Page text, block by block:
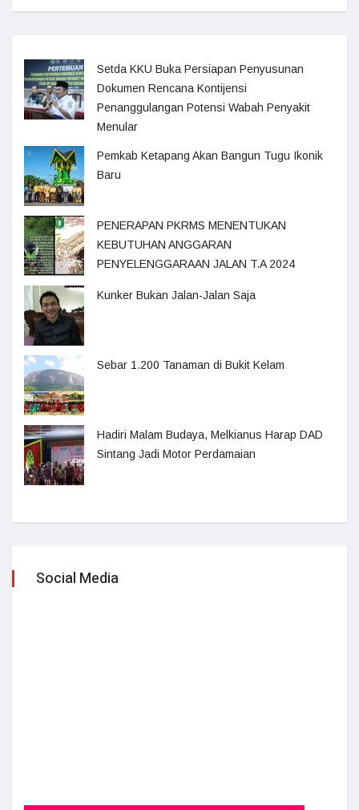
Setda KKU Buka Persiapan Penyusunan
Dokumen Rencana Kontijensi
Penanggulangan Potensi Wabah Penyakit
Menular
Pemkab Ketapang Akan Bangun Tugu Ikonik
Baru
PENERAPAN PKRMS MENENTUKAN
KEBUTUHAN ANGGARAN
PENYELENGGARAAN JALAN T.A 2024
Kunker Bukan Jalan-Jalan Saja
Sebar 1.200 Tanaman di Bukit Kelam
Hadiri Malam Budaya, Melkianus Harap DAD
Sintang Jadi Motor Perdamaian
Social Media